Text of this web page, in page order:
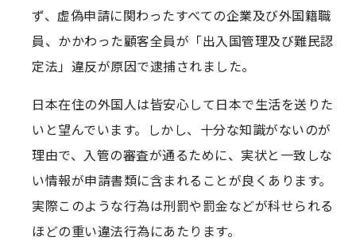
ず、虚偽申請に関わったすべての企業及び外国籍職
員、かかわった顧客全員が「出入国管理及び難民認
定法」違反が原因で逮捕されました。
日本在住の外国人は皆安心して日本で生活を送りた
いと望んでいます。しかし、十分な知識がないのが
理由で、入管の審査が通るために、実状と一致しな
い情報が申請書類に含まれることが良くあります。
実際このような行為は刑罰や罰金などが科せられる
ほどの重い違法行為にあたります。